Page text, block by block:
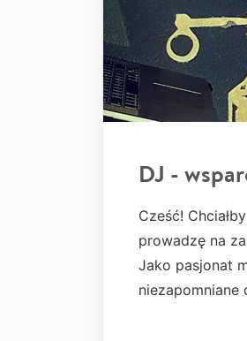
DJ -
Cześć!
prowadzę na
Jako pasjonat
niezapomniane